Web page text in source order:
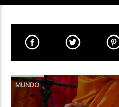
TÍTULO
ARTISTA
MUNDO